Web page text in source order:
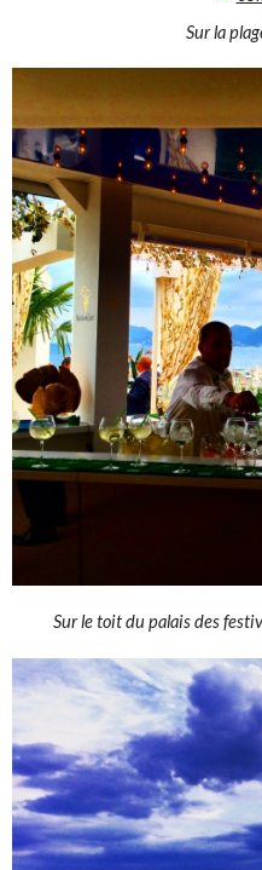
Sur la
Sur le toit du palais des